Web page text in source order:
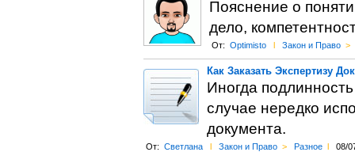
Пояснение о
дело,
От: Optimisto l Закон и Право >
Как Заказать Экспертизу
Иногда
случае нередко
документа.
От: Светлана l Закон и Право > Разное l 08/